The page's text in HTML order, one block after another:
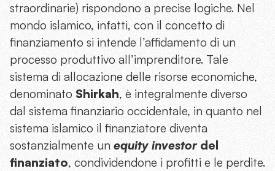
straordinarie) rispondono a precise logiche. Nel
mondo islamico, infatti, con il concetto di
finanziamento si intende l’affidamento di un
processo produttivo all’imprenditore. Tale
sistema di allocazione delle risorse economiche,
denominato Shirkah, è integralmente diverso
dal sistema finanziario occidentale, in quanto nel
sistema islamico il finanziatore diventa
sostanzialmente un equity investor del
finanziato, condividendone i profitti e le perdite.